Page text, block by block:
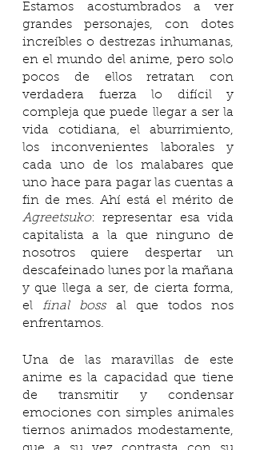
Estamos acostumbrados a ver
grandes personajes, con dotes
increíbles o destrezas inhumanas,
en el mundo del anime, pero solo
pocos de ellos retratan con
verdadera fuerza lo difícil y
compleja que puede llegar a ser la
vida cotidiana, el aburrimiento,
los inconvenientes laborales y
cada uno de los malabares que
uno hace para pagar las cuentas a
Agreetsuko: representar esa vida
capitalista a la que ninguno de
nosotros quiere despertar un
descafeinado lunes por la mañana
y que llega a ser, de cierta forma,
el final boss al que todos nos
enfrentamos.
Una de las maravillas de este
anime es la capacidad que tiene
de transmitir y condensar
emociones con simples animales
tiernos animados modestamente,